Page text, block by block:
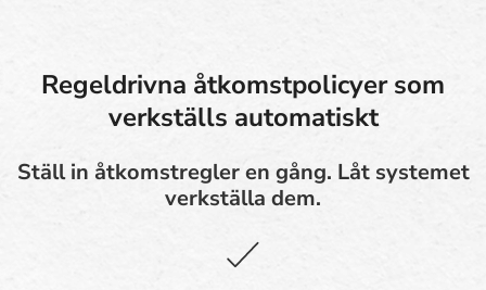
Regeldrivna åtkomstpolicyer som
verkställs automatiskt
Ställ in åtkomstregler en gång. Låt systemet
verkställa dem.